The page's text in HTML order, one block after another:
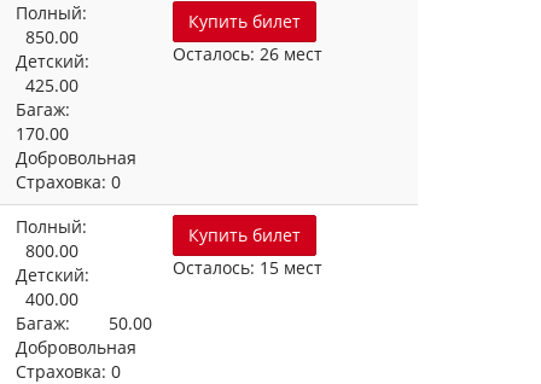
Полный:
850.00
Детский:
425.00
Багаж:
170.00
Добровольная
Страховка: 0
Купить билет
Осталось: 26 мест
Полный:
800.00
Детский:
400.00
Багаж: 50.00
Добровольная
Страховка: 0
Купить билет
Осталось: 15 мест